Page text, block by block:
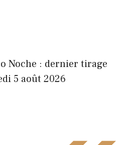
Noche : dernier tirage
5 août 2026